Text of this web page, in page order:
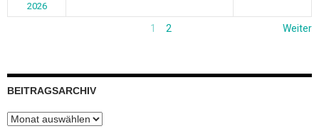
2026
1 2 Weiter
BEITRAGSARCHIV
Beitragsarchiv